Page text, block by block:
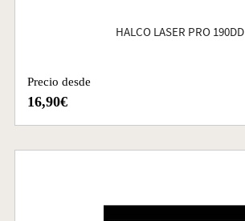
HALCO LASER PRO 190DD
Precio desde
16,90€